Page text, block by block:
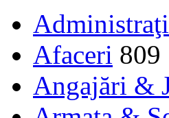
Afaceri 809
Angajări &